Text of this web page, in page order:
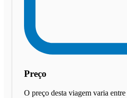
Preço
O preço desta viagem varia entre